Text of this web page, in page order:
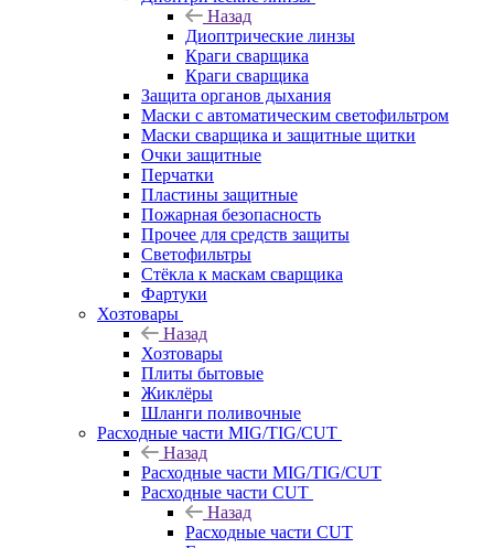
Назад
Диоптрические линзы
Краги сварщика
Краги сварщика
Защита органов дыхания
Маски с автоматическим светофильтром
Маски сварщика и защитные щитки
Очки защитные
Перчатки
Пластины защитные
Пожарная безопасность
Прочее для средств защиты
Светофильтры
Стёкла к маскам сварщика
Фартуки
Хозтовары
Назад
Хозтовары
Плиты бытовые
Жиклёры
Шланги поливочные
Расходные части MIG/TIG/CUT
Назад
Расходные части MIG/TIG/CUT
Расходные части CUT
Назад
Расходные части CUT